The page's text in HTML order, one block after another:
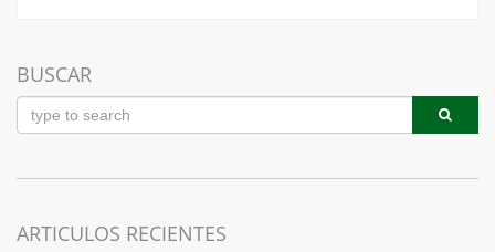
BUSCAR
ARTICULOS RECIENTES